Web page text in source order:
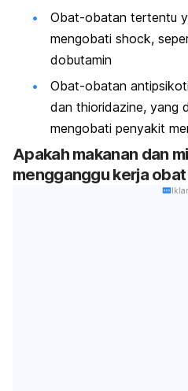
Obat-obatan tertentu
mengobati shock,
dobutamin
Obat-obatan
dan thioridazine, yang
mengobati penyakit
Apakah makanan dan
mengganggu kerja